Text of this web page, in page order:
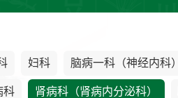
妇科 脑病一科（神经内科）
科 肾病科（肾病内分泌科）